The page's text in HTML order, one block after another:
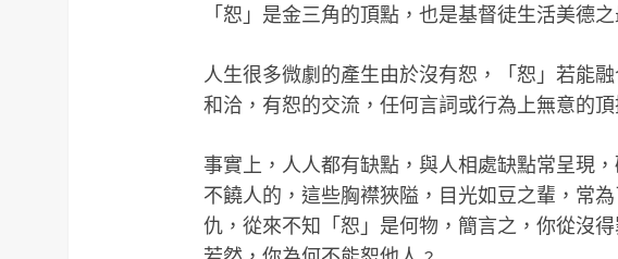
「恕」是金三角的頂點，也是基督徒生活美德
人生很多微劇的產生由於沒有恕，「恕」若能
和洽，有恕的交流，任何言詞或行為上無意的
事實上，人人都有缺點，與人相處缺點常呈現
不饒人的，這些胸襟狹隘，目光如豆之輩，常
仇，從來不知「恕」是何物，簡言之，你從沒